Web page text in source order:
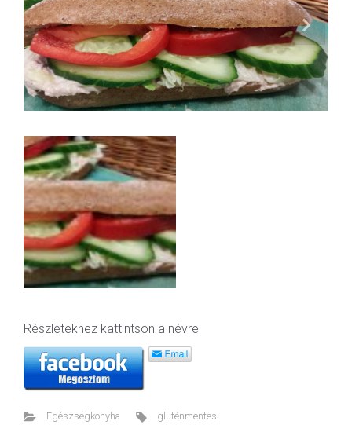
Next
Részletekhez kattintson a névre
Egészségkonyha gluténmentes